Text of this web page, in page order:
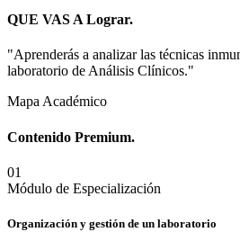
QUE VAS A Lograr.
"Aprenderás a analizar las técnicas
laboratorio de Análisis Clínicos."
Mapa Académico
Contenido Premium.
01
Módulo de Especialización
Organización y gestión de un laboratorio